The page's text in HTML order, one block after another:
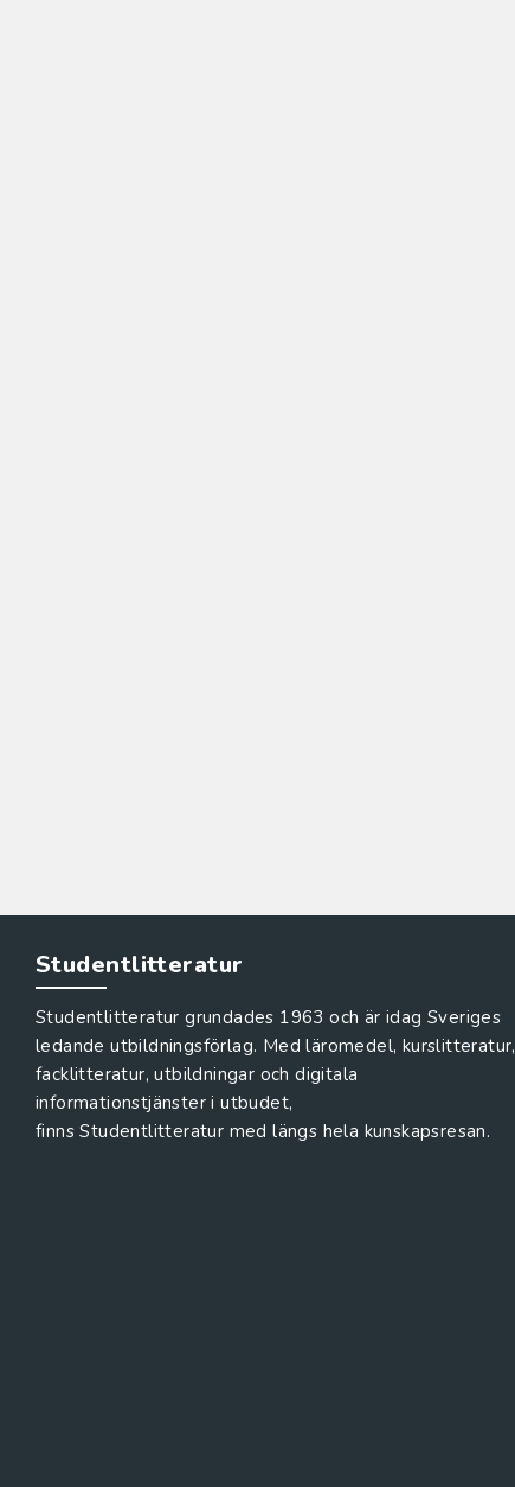
Studentlitteratur
Studentlitteratur grundades 1963 och är idag Sveriges
ledande utbildningsförlag. Med läromedel, kurslitteratur,
facklitteratur, utbildningar och digitala
informationstjänster i utbudet,
finns Studentlitteratur med längs hela kunskapsresan.